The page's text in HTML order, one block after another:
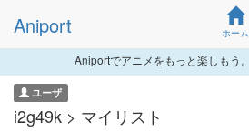
Aniport ホーム
Aniportでアニメをもっと楽しもう。
ユーザ
i2g49k > マイリスト